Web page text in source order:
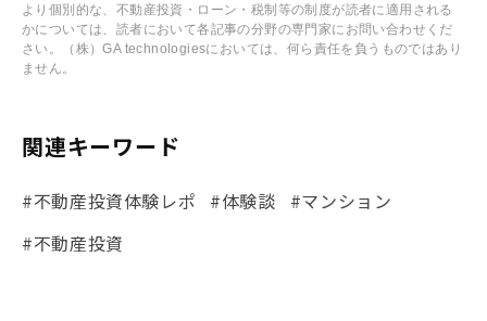
より個別的な、不動産投資・ローン・税制等の制度が読者に適用される
かについては、読者において各記事の分野の専門家にお問い合わせくだ
さい。（株）GA technologiesにおいては、何ら責任を負うものではあり
ません。
関連キーワード
#不動産投資体験レポ #体験談
#マンション
#不動産投資